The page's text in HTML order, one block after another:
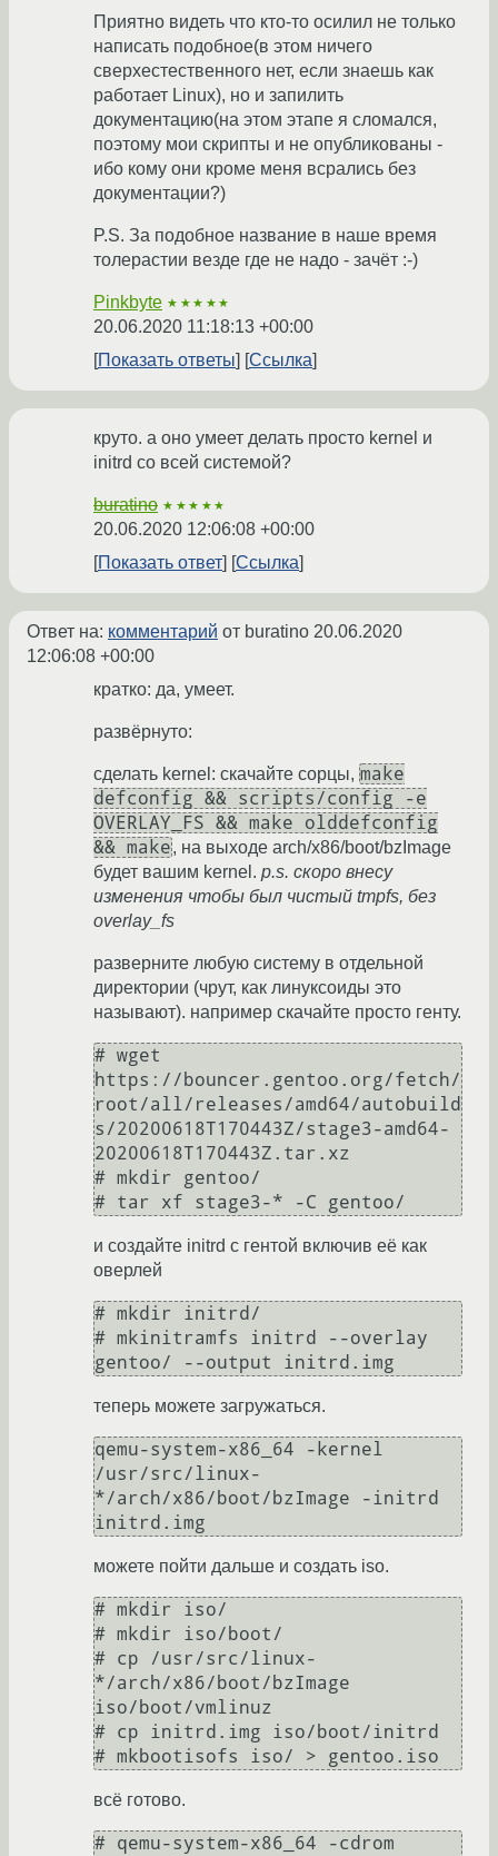
Приятно видеть что кто-то осилил не только
написать подобное(в этом ничего
сверхестественного нет, если знаешь как
работает Linux), но и запилить
документацию(на этом этапе я сломался,
поэтому мои скрипты и не опубликованы -
ибо кому они кроме меня всрались без
документации?)
P.S. За подобное название в наше время
толерастии везде где не надо - зачёт :-)
Pinkbyte ★★★★★
20.06.2020 11:18:13 +00:00
Показать ответы
Ссылка
круто. а оно умеет делать просто kernel и
initrd со всей системой?
buratino ★★★★★
20.06.2020 12:06:08 +00:00
Показать ответ
Ссылка
Ответ на: комментарий от buratino 20.06.2020
12:06:08 +00:00
кратко: да, умеет.
развёрнуто:
сделать kernel: скачайте сорцы, make
defconfig && scripts/config -e
OVERLAY_FS && make olddefconfig
&& make, на выходе arch/x86/boot/bzImage
будет вашим kernel. p.s. скоро внесу
изменения чтобы был чистый tmpfs, без
overlay_fs
разверните любую систему в отдельной
директории (чрут, как линуксоиды это
называют). например скачайте просто генту.
# wget
https://bouncer.gentoo.org/fetch/
root/all/releases/amd64/autobuild
s/20200618T170443Z/stage3-amd64-
20200618T170443Z.tar.xz
# mkdir gentoo/
# tar xf stage3-* -C gentoo/
и создайте initrd с гентой включив её как
оверлей
# mkdir initrd/
# mkinitramfs initrd --overlay
gentoo/ --output initrd.img
теперь можете загружаться.
qemu-system-x86_64 -kernel
/usr/src/linux-
*/arch/x86/boot/bzImage -initrd
initrd.img
можете пойти дальше и создать iso.
# mkdir iso/
# mkdir iso/boot/
# cp /usr/src/linux-
*/arch/x86/boot/bzImage
iso/boot/vmlinuz
# cp initrd.img iso/boot/initrd
# mkbootisofs iso/ > gentoo.iso
всё готово.
# qemu-system-x86_64 -cdrom